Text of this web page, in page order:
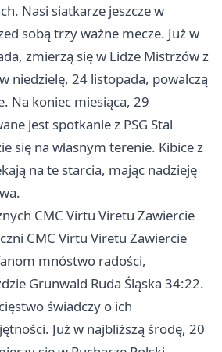
Nasi siatkarze jeszcze w
sobą trzy ważne mecze. Już w
zmierzą się w Lidze Mistrzów z
niedzielę, 24 listopada, powalczą
Na koniec miesiąca, 29
jest spotkanie z PSG Stal
się na własnym terenie. Kibice z
na te starcia, mając nadzieję
CMC Virtu Viretu Zawiercie
CMC Virtu Viretu Zawiercie
mnóstwo radości,
Grunwald Ruda Śląska 34:22.
świadczy o ich
Już w najbliższą środę, 20